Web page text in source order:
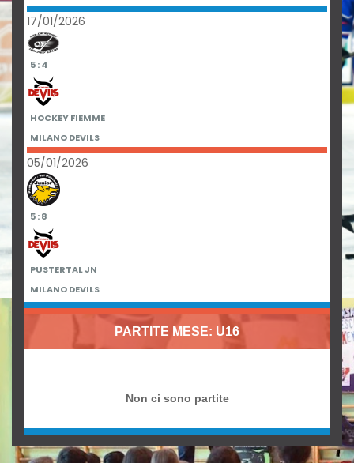
17/01/2026
5 : 4
HOCKEY FIEMME
MILANO DEVILS
05/01/2026
5 : 8
PUSTERTAL JN
MILANO DEVILS
PARTITE MESE: U16
Non ci sono partite